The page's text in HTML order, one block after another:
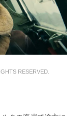
RESERVED.